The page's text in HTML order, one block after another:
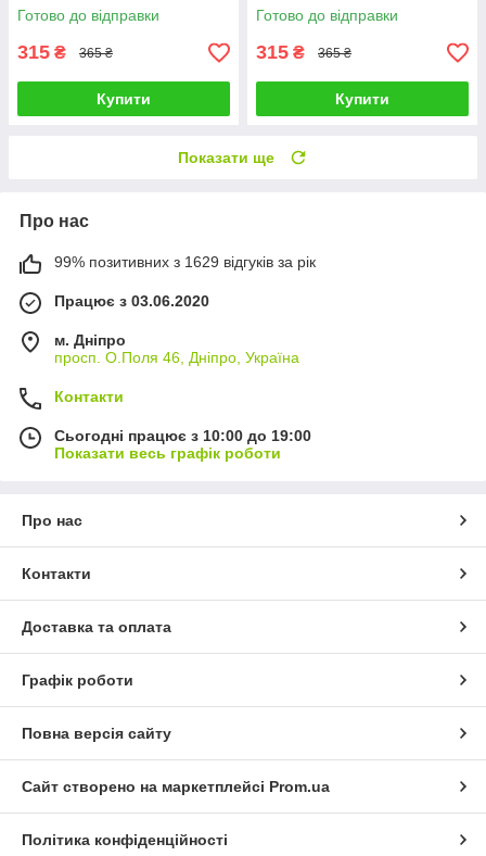
Готово до відправки
315 ₴ 365 ₴
Купити
Готово до відправки
315 ₴ 365 ₴
Купити
Показати ще
Про нас
99% позитивних з 1629 відгуків за рік
Працює з 03.06.2020
м. Дніпро
просп. О.Поля 46, Дніпро, Україна
Контакти
Сьогодні працює з 10:00 до 19:00
Показати весь графік роботи
Про нас
Контакти
Доставка та оплата
Графік роботи
Повна версія сайту
Сайт створено на маркетплейсі Prom.ua
Політика конфіденційності